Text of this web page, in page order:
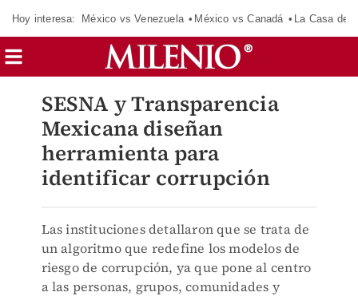
Hoy interesa: México vs Venezuela México vs Canadá La Casa de
SESNA y Transparencia
Mexicana diseñan
herramienta para
identificar corrupción
Las instituciones detallaron que se trata de
un algoritmo que redefine los modelos de
riesgo de corrupción, ya que pone al centro
a las personas, grupos, comunidades y